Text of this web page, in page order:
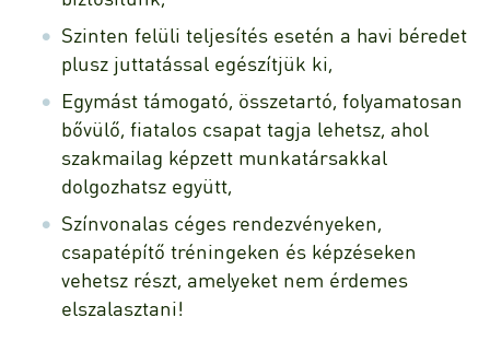
Szinten felüli teljesítés esetén a havi béredet
plusz juttatással egészítjük ki,
Egymást támogató, összetartó, folyamatosan
bővülő, fiatalos csapat tagja lehetsz, ahol
szakmailag képzett munkatársakkal
dolgozhatsz együtt,
Színvonalas céges rendezvényeken,
csapatépítő tréningeken és képzéseken
vehetsz részt, amelyeket nem érdemes
elszalasztani!